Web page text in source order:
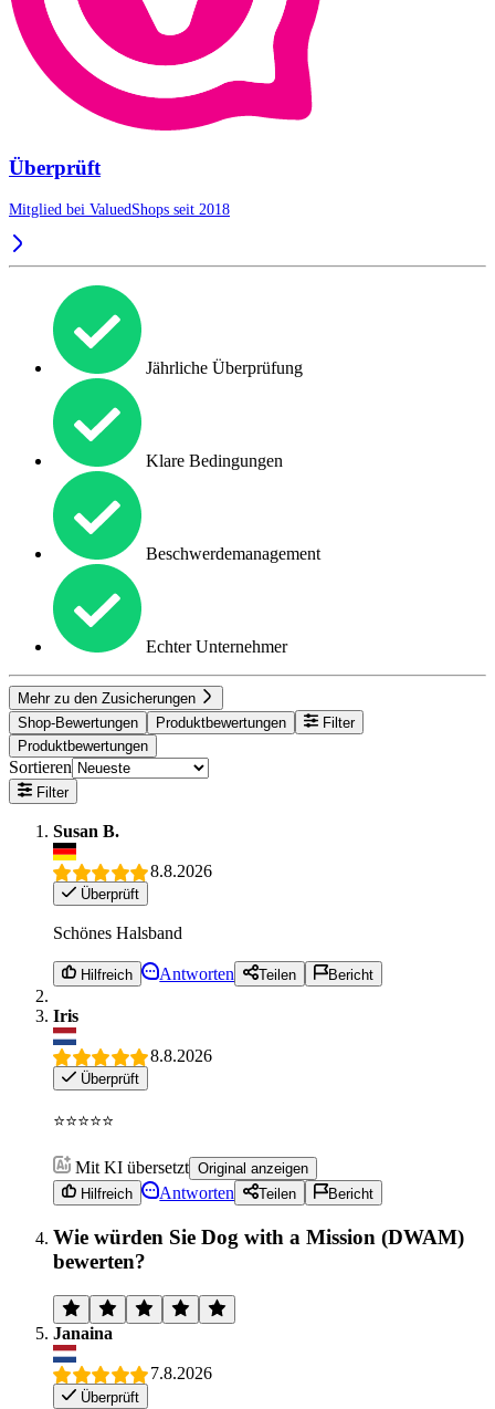
Überprüft
Mitglied bei ValuedShops seit 2018
Jährliche Überprüfung
Klare Bedingungen
Beschwerdemanagement
Echter Unternehmer
Mehr zu den Zusicherungen
Shop-Bewertungen
Produktbewertungen
Filter
Produktbewertungen
Sortieren
Filter
Susan B.
8.8.2026
Überprüft
Schönes Halsband
Hilfreich Antworten Teilen Bericht
Iris
8.8.2026
Überprüft
⭐️⭐️⭐️⭐️⭐️
Mit KI übersetzt Original anzeigen
Hilfreich
Antworten Teilen Bericht
Wie würden Sie Dog with a Mission (DWAM)
bewerten?
Janaina
7.8.2026
Überprüft